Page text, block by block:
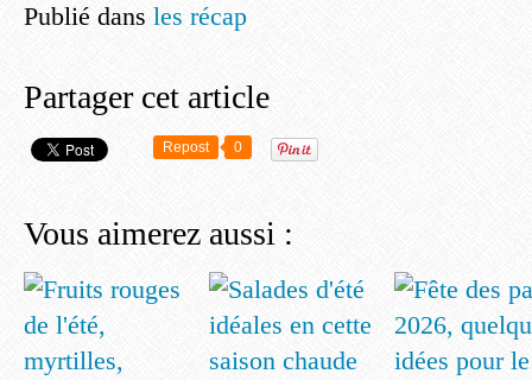
Publié dans les récap
Partager cet article
Repost 0
Vous aimerez aussi :